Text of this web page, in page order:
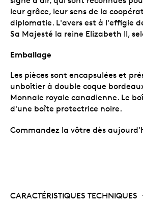
leur grâce, leur sens de la
diplomatie. L'avers est à l'effigie
Sa Majesté la reine Elizabeth II,
Emballage
Les pièces sont encapsulées et
unboîtier à double coque
Monnaie royale canadienne. Le
d'une boîte protectrice noire.
Commandez la vôtre dès
CARACTÉRISTIQUES TECHNIQUES